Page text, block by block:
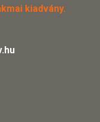
kiadvány.